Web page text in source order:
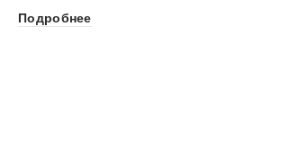
Подробнее